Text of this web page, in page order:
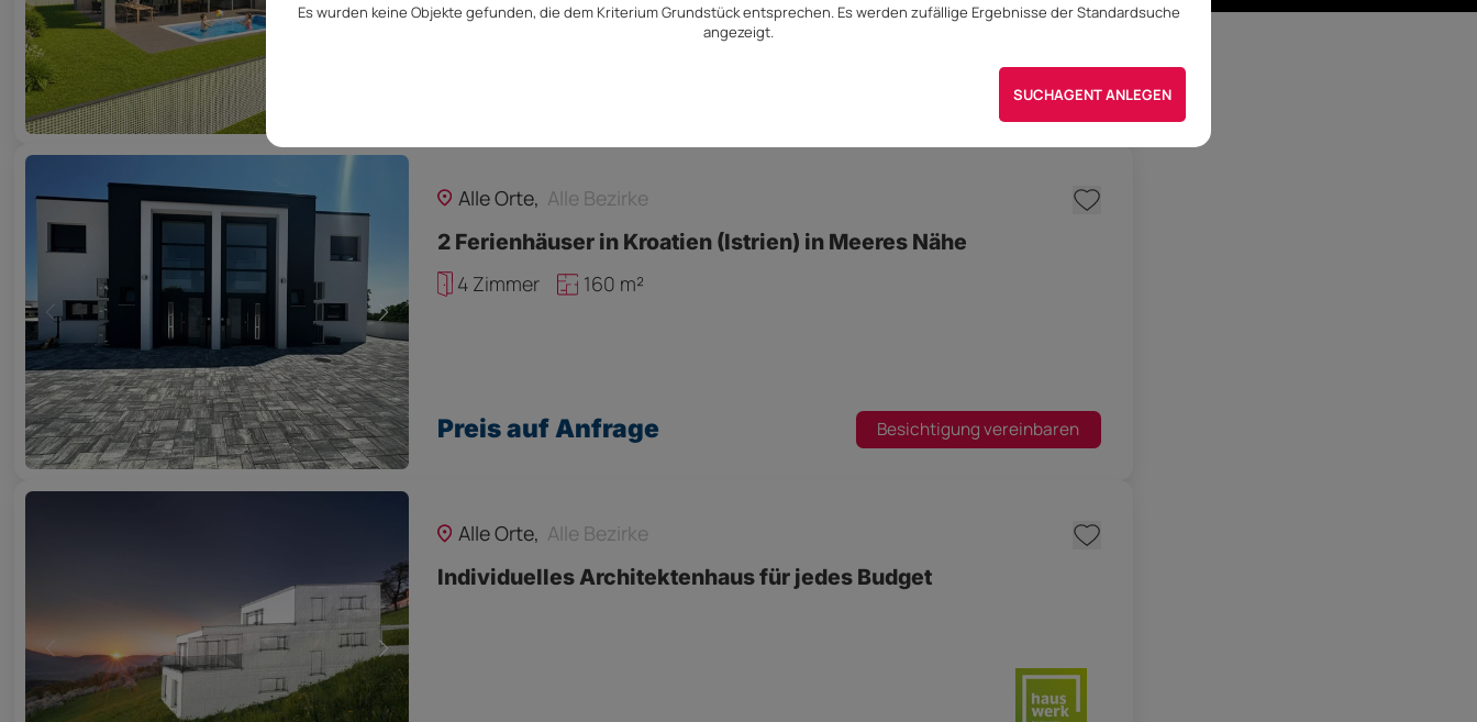
Besichtigung vereinbaren
Alle Orte, Alle Bezirke
2 Ferienhäuser in Kroatien (Istrien) in Meeres Nähe
4 Zimmer
160 m²
Preis auf Anfrage Besichtigung vereinbaren
Alle Orte, Alle Bezirke
Individuelles Architektenhaus für jedes Budget
Es wurden keine Objekte gefunden, die dem Kriterium Grundstück entsprechen. Es werden zufällige Ergebnisse der Standardsuche
angezeigt.
SUCHAGENT ANLEGEN